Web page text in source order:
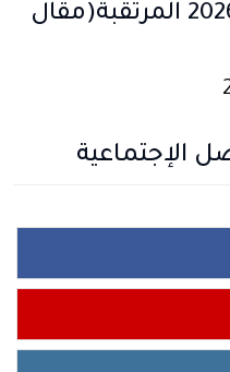
نحو تصدر استحقاقات 2026 المرتقبة(مقال
الإجتماعية